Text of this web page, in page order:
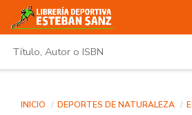
INICIO DEPORTES DE NATURALEZA